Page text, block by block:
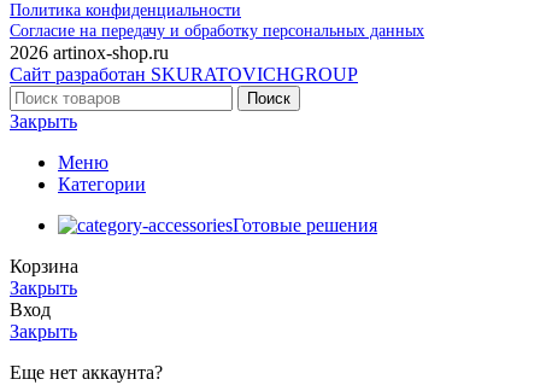
Политика конфиденциальности
Согласие на передачу и обработку персональных данных
2026 artinox-shop.ru
Сайт разработан SKURATOVICHGROUP
Поиск
Закрыть
Меню
Категории
Готовые решения
Корзина
Закрыть
Вход
Закрыть
Еще нет аккаунта?